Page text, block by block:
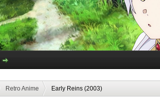
Retro Anime Early Reins (2003)